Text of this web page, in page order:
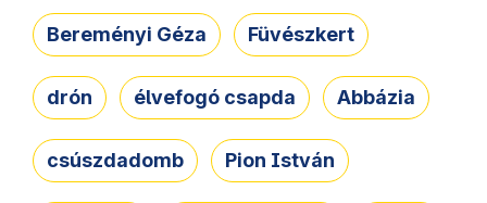
Bereményi Géza Füvészkert
drón élvefogó csapda Abbázia
csúszdadomb Pion István